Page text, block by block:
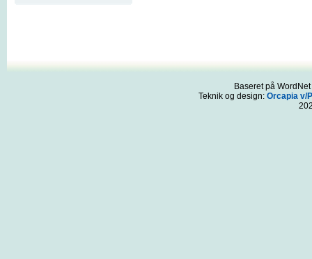
Baseret på
Teknik og design: Orcapia v/